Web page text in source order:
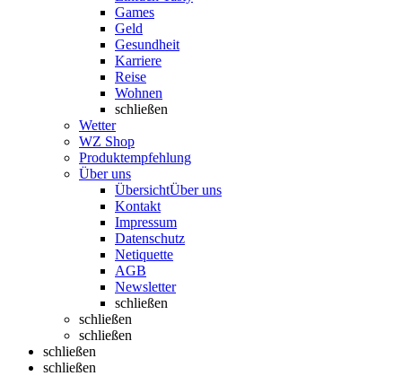
Games
Geld
Gesundheit
Karriere
Reise
Wohnen
schließen
Wetter
WZ Shop
Produktempfehlung
Über uns
ÜbersichtÜber uns
Kontakt
Impressum
Datenschutz
Netiquette
AGB
Newsletter
schließen
schließen
schließen
schließen
schließen